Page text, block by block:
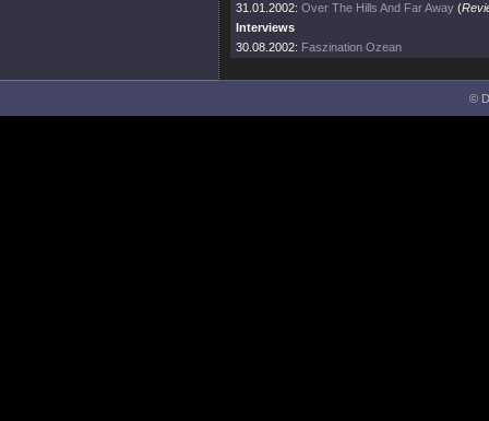
31.01.2002: Over The Hills And Far Away (
Interviews
30.08.2002: Faszination Ozean
©